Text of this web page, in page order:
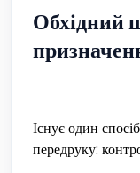
Обхідний
Існує один
передруку: